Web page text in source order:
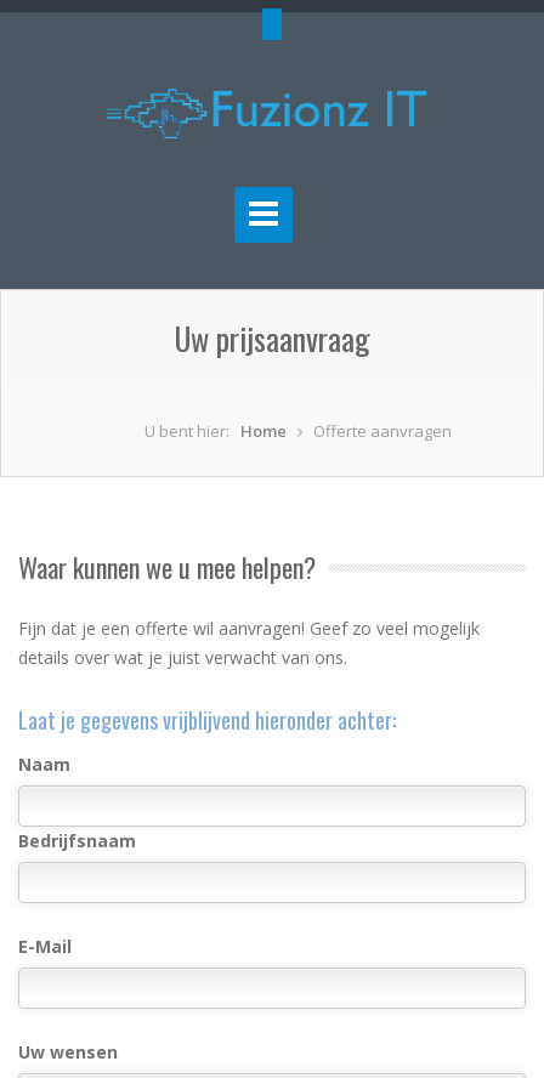
Uw prijsaanvraag
U bent hier: Home Offerte aanvragen
Waar kunnen we u mee helpen?
Fijn dat je een offerte wil aanvragen! Geef zo veel mogelijk
details over wat je juist verwacht van ons.
Laat je gegevens vrijblijvend hieronder achter:
Naam
Bedrijfsnaam
E-Mail
Uw wensen